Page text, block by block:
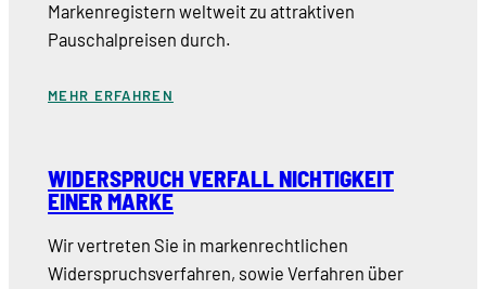
Markenregistern weltweit zu attraktiven
Pauschalpreisen durch.
MEHR ERFAHREN
WIDERSPRUCH VERFALL NICHTIGKEIT
EINER MARKE
Wir vertreten Sie in markenrechtlichen
Widerspruchsverfahren, sowie Verfahren über